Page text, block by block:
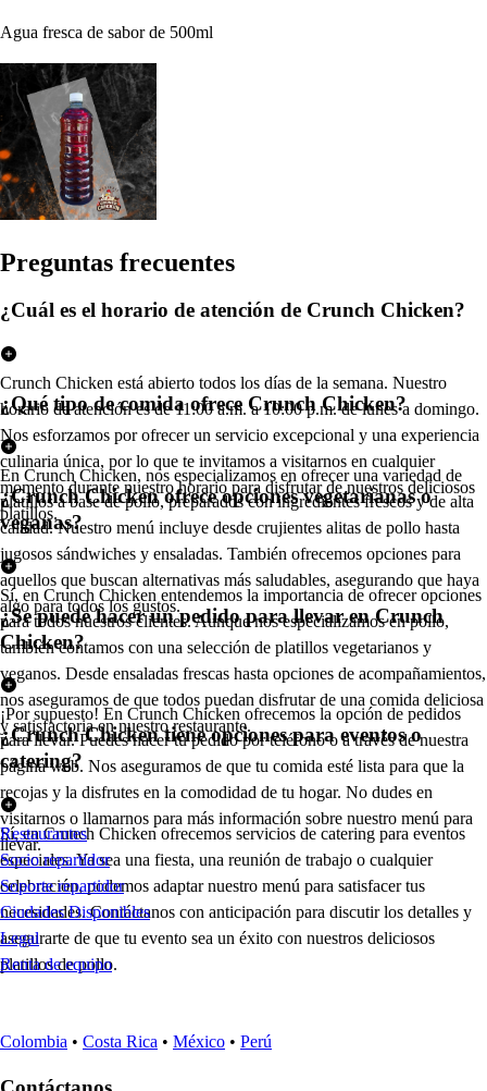
Agua fresca de sabor de 500ml
Preguntas frecuentes
¿Cuál es el horario de atención de Crunch Chicken?
Crunch Chicken está abierto todos los días de la semana. Nuestro
horario de atención es de 11:00 a.m. a 10:00 p.m. de lunes a domingo.
Nos esforzamos por ofrecer un servicio excepcional y una experiencia
culinaria única, por lo que te invitamos a visitarnos en cualquier
momento durante nuestro horario para disfrutar de nuestros deliciosos
platillos.
¿Qué tipo de comida ofrece Crunch Chicken?
En Crunch Chicken, nos especializamos en ofrecer una variedad de
platillos a base de pollo, preparados con ingredientes frescos y de alta
calidad. Nuestro menú incluye desde crujientes alitas de pollo hasta
jugosos sándwiches y ensaladas. También ofrecemos opciones para
aquellos que buscan alternativas más saludables, asegurando que haya
algo para todos los gustos.
¿Crunch Chicken ofrece opciones vegetarianas o
veganas?
Sí, en Crunch Chicken entendemos la importancia de ofrecer opciones
para todos nuestros clientes. Aunque nos especializamos en pollo,
también contamos con una selección de platillos vegetarianos y
veganos. Desde ensaladas frescas hasta opciones de acompañamientos,
nos aseguramos de que todos puedan disfrutar de una comida deliciosa
y satisfactoria en nuestro restaurante.
¿Se puede hacer un pedido para llevar en Crunch
Chicken?
¡Por supuesto! En Crunch Chicken ofrecemos la opción de pedidos
para llevar. Puedes hacer tu pedido por teléfono o a través de nuestra
página web. Nos aseguramos de que tu comida esté lista para que la
recojas y la disfrutes en la comodidad de tu hogar. No dudes en
visitarnos o llamarnos para más información sobre nuestro menú para
llevar.
¿Crunch Chicken tiene opciones para eventos o
catering?
Sí, en Crunch Chicken ofrecemos servicios de catering para eventos
especiales. Ya sea una fiesta, una reunión de trabajo o cualquier
celebración, podemos adaptar nuestro menú para satisfacer tus
necesidades. Contáctanos con anticipación para discutir los detalles y
asegurarte de que tu evento sea un éxito con nuestros deliciosos
platillos de pollo.
Restaurantes
Socio repartidor
Soporte repartidor
Ciudades Disponibles
Legal
Renta de equipo
Colombia • Costa Rica • México • Perú